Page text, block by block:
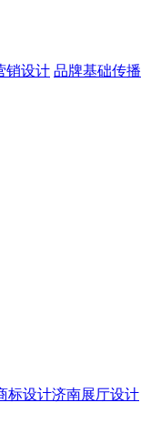
销设计 品牌基础传播
标设计济南展厅设计